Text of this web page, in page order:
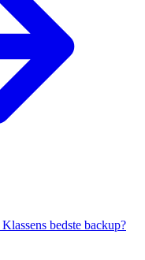
Klassens bedste backup?